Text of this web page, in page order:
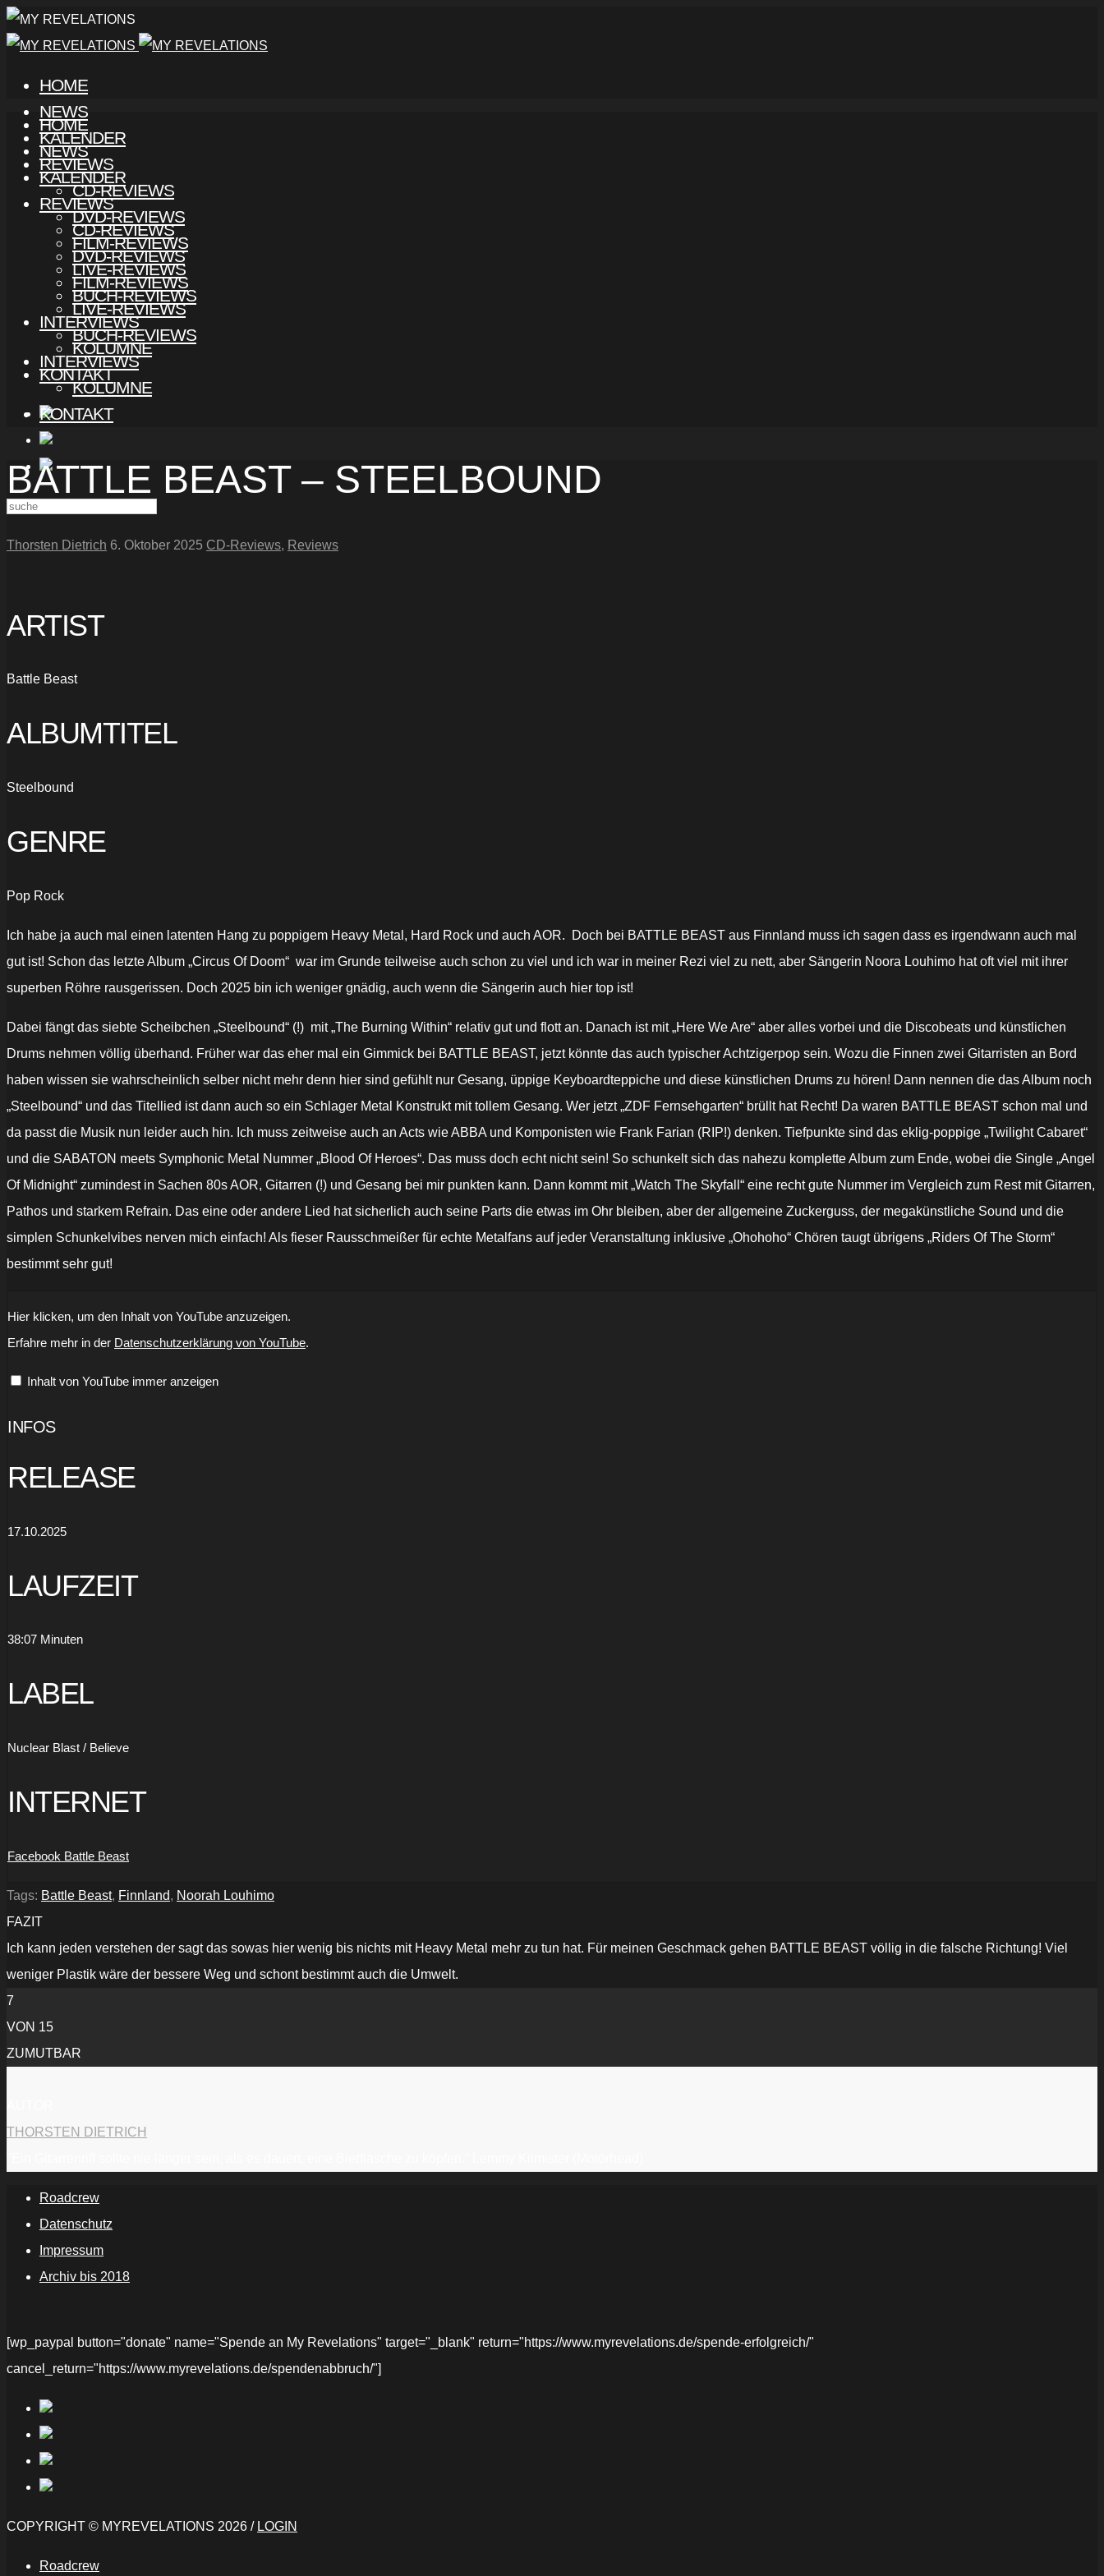
HOME
NEWS
KALENDER
REVIEWS
CD-REVIEWS
DVD-REVIEWS
FILM-REVIEWS
LIVE-REVIEWS
BUCH-REVIEWS
INTERVIEWS
KOLUMNE
KONTAKT
HOME
NEWS
KALENDER
REVIEWS
CD-REVIEWS
DVD-REVIEWS
FILM-REVIEWS
LIVE-REVIEWS
BUCH-REVIEWS
INTERVIEWS
KOLUMNE
KONTAKT
BATTLE BEAST – STEELBOUND
Thorsten Dietrich 6. Oktober 2025 CD-Reviews, Reviews
ARTIST
Battle Beast
ALBUMTITEL
Steelbound
GENRE
Pop Rock
Ich habe ja auch mal einen latenten Hang zu poppigem Heavy Metal, Hard Rock und auch AOR. Doch bei BATTLE BEAST aus Finnland muss ich sagen dass es irgendwann auch mal
gut ist! Schon das letzte Album „Circus Of Doom“ war im Grunde teilweise auch schon zu viel und ich war in meiner Rezi viel zu nett, aber Sängerin Noora Louhimo hat oft viel mit ihrer
superben Röhre rausgerissen. Doch 2025 bin ich weniger gnädig, auch wenn die Sängerin auch hier top ist!
Dabei fängt das siebte Scheibchen „Steelbound“ (!) mit „The Burning Within“ relativ gut und flott an. Danach ist mit „Here We Are“ aber alles vorbei und die Discobeats und künstlichen
Drums nehmen völlig überhand. Früher war das eher mal ein Gimmick bei BATTLE BEAST, jetzt könnte das auch typischer Achtzigerpop sein. Wozu die Finnen zwei Gitarristen an Bord
haben wissen sie wahrscheinlich selber nicht mehr denn hier sind gefühlt nur Gesang, üppige Keyboardteppiche und diese künstlichen Drums zu hören! Dann nennen die das Album noch
„Steelbound“ und das Titellied ist dann auch so ein Schlager Metal Konstrukt mit tollem Gesang. Wer jetzt „ZDF Fernsehgarten“ brüllt hat Recht! Da waren BATTLE BEAST schon mal und
da passt die Musik nun leider auch hin. Ich muss zeitweise auch an Acts wie ABBA und Komponisten wie Frank Farian (RIP!) denken. Tiefpunkte sind das eklig-poppige „Twilight Cabaret“
und die SABATON meets Symphonic Metal Nummer „Blood Of Heroes“. Das muss doch echt nicht sein! So schunkelt sich das nahezu komplette Album zum Ende, wobei die Single „Angel
Of Midnight“ zumindest in Sachen 80s AOR, Gitarren (!) und Gesang bei mir punkten kann. Dann kommt mit „Watch The Skyfall“ eine recht gute Nummer im Vergleich zum Rest mit Gitarren,
Pathos und starkem Refrain. Das eine oder andere Lied hat sicherlich auch seine Parts die etwas im Ohr bleiben, aber der allgemeine Zuckerguss, der megakünstliche Sound und die
simplen Schunkelvibes nerven mich einfach! Als fieser Rausschmeißer für echte Metalfans auf jeder Veranstaltung inklusive „Ohohoho“ Chören taugt übrigens „Riders Of The Storm“
bestimmt sehr gut!
„BATTLE
BEAST
Angel
(OFFICIAL
von
YouTube
Hier klicken, um den Inhalt von YouTube anzuzeigen.
Erfahre mehr in der Datenschutzerklärung von YouTube.
Inhalt von YouTube immer anzeigen
INFOS
RELEASE
17.10.2025
LAUFZEIT
38:07 Minuten
LABEL
Nuclear Blast / Believe
INTERNET
Facebook Battle Beast
Tags: Battle Beast, Finnland, Noorah Louhimo
FAZIT
Ich kann jeden verstehen der sagt das sowas hier wenig bis nichts mit Heavy Metal mehr zu tun hat. Für meinen Geschmack gehen BATTLE BEAST völlig in die falsche Richtung! Viel
weniger Plastik wäre der bessere Weg und schont bestimmt auch die Umwelt.
7
VON 15
ZUMUTBAR
THORSTEN DIETRICH
Roadcrew
Datenschutz
Impressum
Archiv bis 2018
[wp_paypal button="donate" name="Spende an My Revelations" target="_blank" return="https://www.myrevelations.de/spende-erfolgreich/"
cancel_return="https://www.myrevelations.de/spendenabbruch/"]
COPYRIGHT © MYREVELATIONS 2026 / LOGIN
Roadcrew